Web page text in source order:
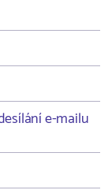
e-mailu